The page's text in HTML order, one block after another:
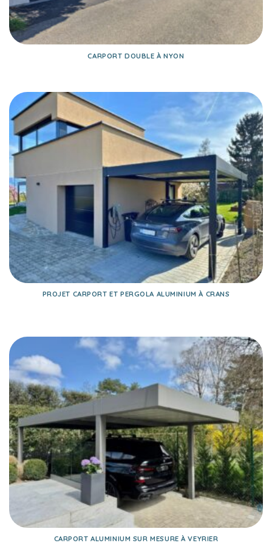
CARPORT DOUBLE À NYON
PROJET CARPORT ET PERGOLA ALUMINIUM À CRANS
CARPORT ALUMINIUM SUR MESURE À VEYRIER